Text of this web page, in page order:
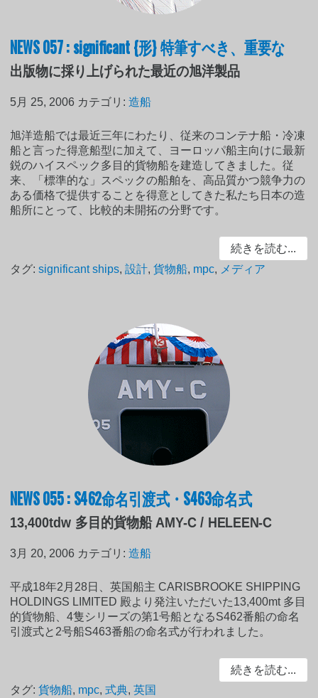
NEWS 057 : significant {形} 特筆すべき、重要な
出版物に採り上げられた最近の旭洋製品
5月 25, 2006 カテゴリ:造船
旭洋造船では最近三年にわたり、従来のコンテナ船・冷凍
船と言った得意船型に加えて、ヨーロッパ船主向けに最新
鋭のハイスペック多目的貨物船を建造してきました。従
来、「標準的な」スペックの船舶を、高品質かつ競争力の
ある価格で提供することを得意としてきた私たち日本の造
船所にとって、比較的未開拓の分野です。
続きを読む...
タグ:significant ships,設計,貨物船, mpc, メディア
NEWS 055 : S462命名引渡式・S463命名式
13,400tdw 多目的貨物船 AMY-C / HELEEN-C
3月 20, 2006 カテゴリ:造船
平成18年2月28日、英国船主 CARISBROOKE SHIPPING
HOLDINGS LIMITED 殿より発注いただいた13,400mt 多目
的貨物船、4隻シリーズの第1号船となるS462番船の命名
引渡式と2号船S463番船の命名式が行われました。
続きを読む...
タグ:貨物船, mpc,式典,英国